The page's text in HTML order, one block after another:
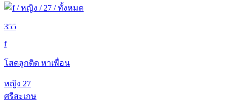
355
f
โสดลูกติด หาเพื่อน
หญิง 27
ศรีสะเกษ